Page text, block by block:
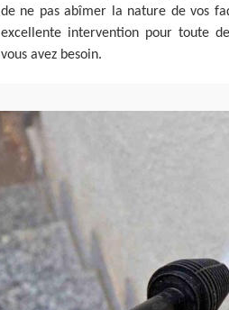
de ne pas abîmer la nature de vos
excellente intervention pour toute
vous avez besoin.